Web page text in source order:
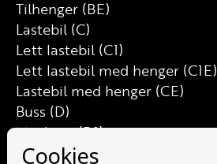
Tilhenger (BE)
Lastebil (C)
Lett lastebil (C1)
Lett lastebil med henger (C1E)
Lastebil med henger (CE)
Buss (D)
Minibuss (D1)
Minibuss med henger (D1E)